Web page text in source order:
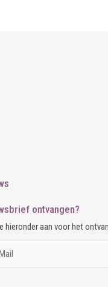
ontvangen?
hieronder aan voor het